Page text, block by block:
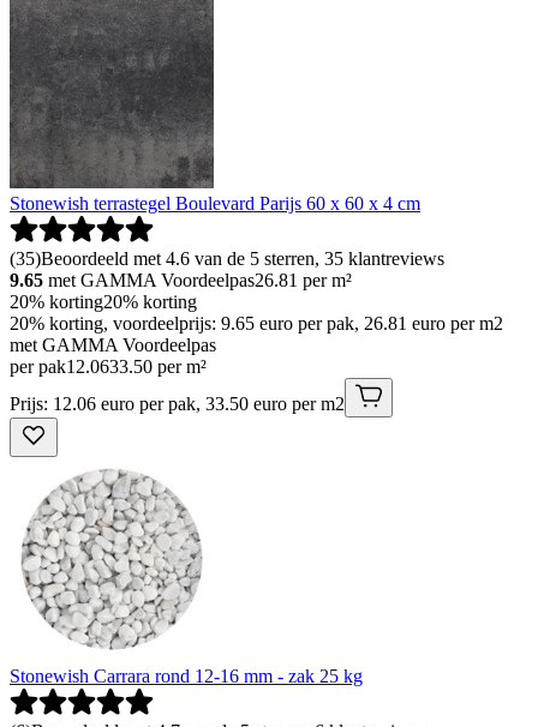
Stonewish terrastegel Boulevard Parijs 60 x 60 x 4 cm
(35)Beoordeeld met 4.6 van de 5 sterren, 35 klantreviews
9.65 met GAMMA Voordeelpas26.81 per m²
20% korting20% korting
20% korting, voordeelprijs: 9.65 euro per pak, 26.81 euro per m2
met GAMMA Voordeelpas
per pak12.0633.50 per m²
Prijs: 12.06 euro per pak, 33.50 euro per m2
Stonewish Carrara rond 12-16 mm - zak 25 kg